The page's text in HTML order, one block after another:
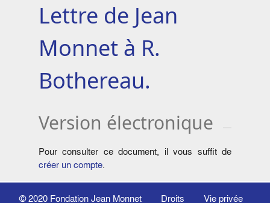
Lettre de Jean
Monnet à R.
Bothereau.
Version électronique
Pour consulter ce document, il vous suffit de
créer un compte.
© 2020 Fondation Jean Monnet Droits Vie privée